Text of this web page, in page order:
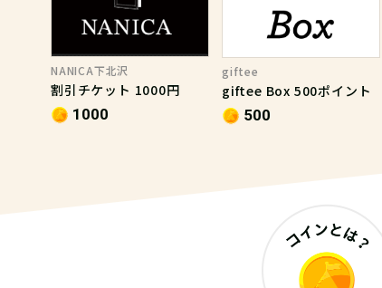
NANICA下北沢
割引チケット 1000円
1000
giftee
giftee Box 500ポイント
500